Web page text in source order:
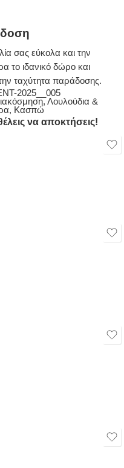
σας εύκολα και την
το ιδανικό δώρο και
ταχύτητα παράδοσης.
2025__005
, Λουλούδια &
, Κασπώ
να αποκτήσεις!